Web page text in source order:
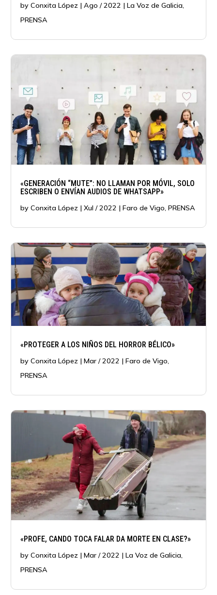
byConxita López |Ago / 2022 |La Voz de Galicia,
PRENSA
«GENERACIÓN “MUTE”: NO LLAMAN POR MÓVIL, SOLO
ESCRIBEN O ENVÍAN AUDIOS DE WHATSAPP»
byConxita López |Xul / 2022 |Faro de Vigo,PRENSA
«PROTEGER A LOS NIÑOS DEL HORROR BÉLICO»
byConxita López |Mar / 2022 |Faro de Vigo,
PRENSA
«PROFE, CANDO TOCA FALAR DA MORTE EN CLASE?»
byConxita López |Mar / 2022 |La Voz de Galicia,
PRENSA